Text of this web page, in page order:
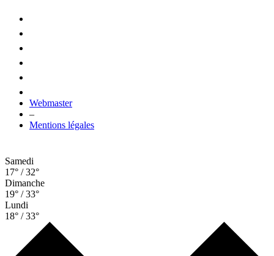
Webmaster
–
Mentions légales
Samedi
17° / 32°
Dimanche
19° / 33°
Lundi
18° / 33°